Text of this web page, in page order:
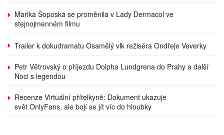
Marika Šoposká se proměnila v Lady Dermacol ve
stejnojmenném filmu
Trailer k dokudramatu Osamělý vlk režiséra Ondřeje Veverky
Petr Větrovský o příjezdu Dolpha Lundgrena do Prahy a další
Noci s legendou
Recenze Virtuální přítelkyně: Dokument ukazuje
svět OnlyFans, ale bojí se jít víc do hloubky